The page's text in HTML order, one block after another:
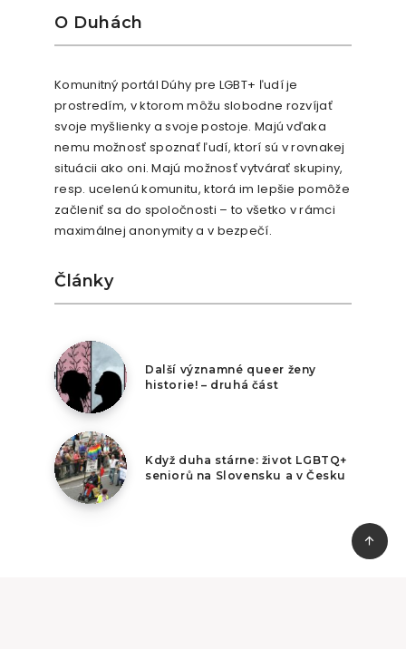
O Duhách
Komunitný portál Dúhy pre LGBT+ ľudí je
prostredím, v ktorom môžu slobodne rozvíjať
svoje myšlienky a svoje postoje. Majú vďaka
nemu možnosť spoznať ľudí, ktorí sú v rovnakej
situácii ako oni. Majú možnosť vytvárať skupiny,
resp. ucelenú komunitu, ktorá im lepšie pomôže
začleniť sa do spoločnosti – to všetko v rámci
maximálnej anonymity a v bezpečí.
Články
Další významné queer ženy
historie! – druhá část
Když duha stárne: život LGBTQ+
seniorů na Slovensku a v Česku